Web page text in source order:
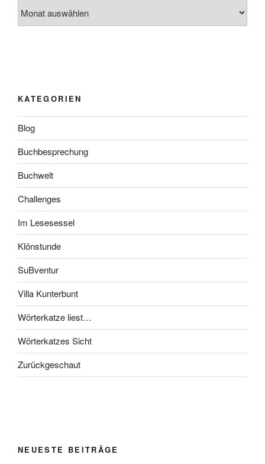
KATEGORIEN
Blog
Buchbesprechung
Buchwelt
Challenges
Im Lesesessel
Klönstunde
SuBventur
Villa Kunterbunt
Wörterkatze liest…
Wörterkatzes Sicht
Zurückgeschaut
NEUESTE BEITRÄGE